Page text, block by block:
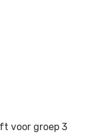
voor groep 3